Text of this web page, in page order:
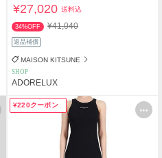
¥27,020送料込
34%OFF ¥41,040
返品補償
MAISON KITSUNE
SHOP
ADORELUX
¥220クーポン